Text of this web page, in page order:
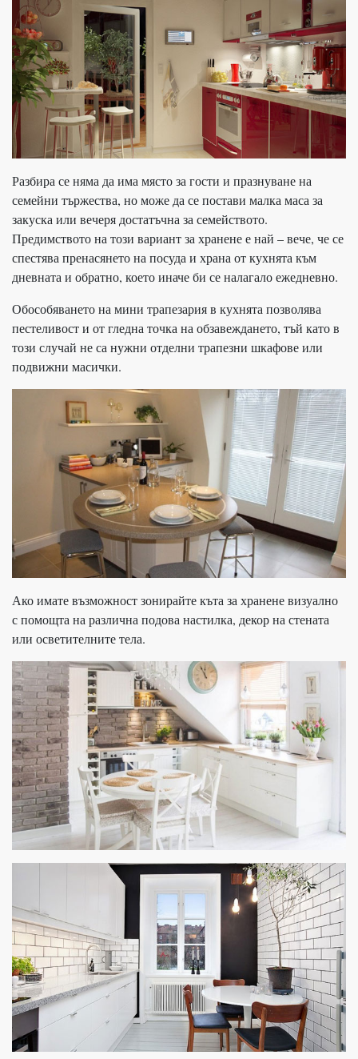
Разбира се няма да има място за гости и празнуване на
семейни тържества, но може да се постави малка маса за
закуска или вечеря достатъчна за семейството.
Предимството на този вариант за хранене е най – вече, че се
спестява пренасянето на посуда и храна от кухнята към
дневната и обратно, което иначе би се налагало ежедневно.
Обособяването на мини трапезария в кухнята позволява
пестеливост и от гледна точка на обзавеждането, тъй като в
този случай не са нужни отделни трапезни шкафове или
подвижни масички.
Ако имате възможност зонирайте къта за хранене визуално
с помощта на различна подова настилка, декор на стената
или осветителните тела.